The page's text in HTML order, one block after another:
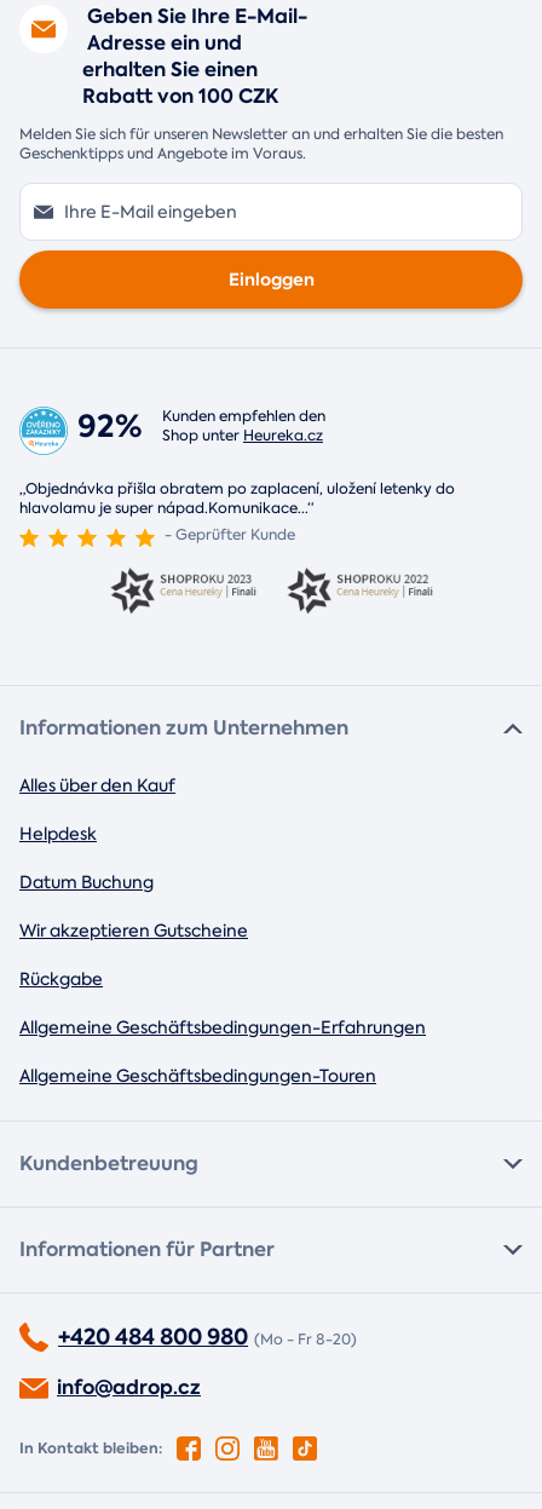
Geben Sie Ihre E-Mail-
Adresse ein und
erhalten Sie einen
Rabatt von 100 CZK
Melden Sie sich für unseren Newsletter an und erhalten Sie die besten
Geschenktipps und Angebote im Voraus.
Einloggen
92%
Kunden empfehlen den
Shop unter Heureka.cz
„Objednávka přišla obratem po zaplacení, uložení letenky do
hlavolamu je super nápad.Komunikace...“
- Geprüfter Kunde
Informationen zum Unternehmen
Alles über den Kauf
Helpdesk
Datum Buchung
Wir akzeptieren Gutscheine
Rückgabe
Allgemeine Geschäftsbedingungen-Erfahrungen
Allgemeine Geschäftsbedingungen-Touren
Kundenbetreuung
Informationen für Partner
+420 484 800 980 (Mo - Fr 8-20)
info@adrop.cz
In Kontakt bleiben: